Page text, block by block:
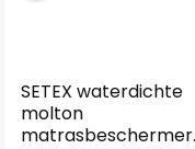
SETEX waterdichte
molton
matrasbeschermer